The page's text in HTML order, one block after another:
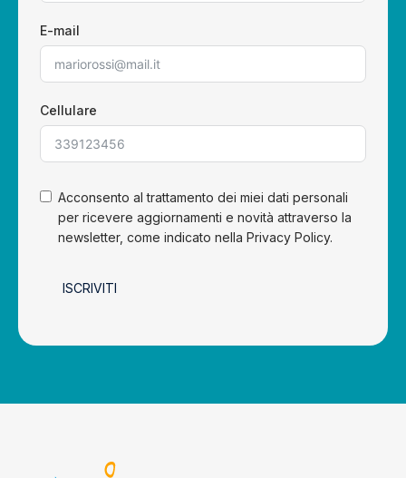
E-mail
Cellulare
Acconsento al trattamento dei miei dati personali
per ricevere aggiornamenti e novità attraverso la
newsletter, come indicato nella Privacy Policy.
ISCRIVITI